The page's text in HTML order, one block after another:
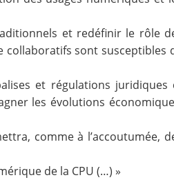
et redéfinir le rôle
collaboratifs sont susceptibles
et régulations juridiques
les évolutions
comme à l’accoutumée,
de la CPU (…) »